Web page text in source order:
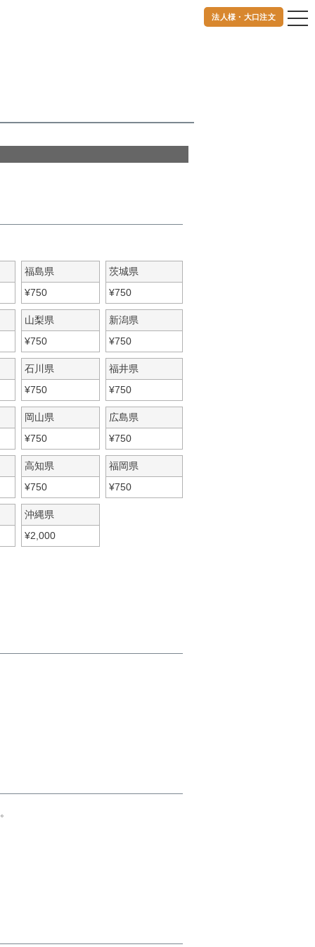
法人様・大口注文
福島県
¥750
茨城県
¥750
山梨県
¥750
新潟県
¥750
石川県
¥750
福井県
¥750
岡山県
¥750
広島県
¥750
高知県
¥750
福岡県
¥750
沖縄県
¥2,000